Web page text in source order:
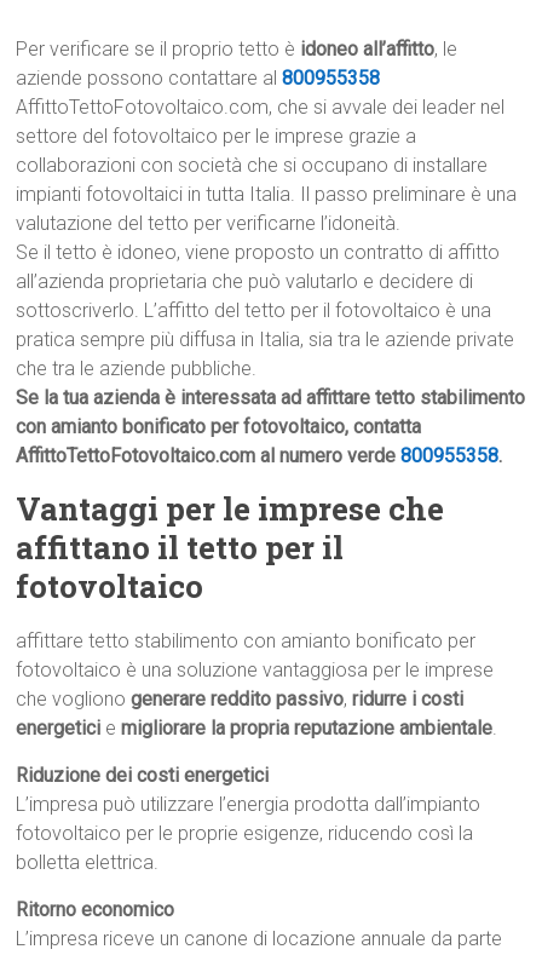
Per verificare se il proprio tetto è idoneo all’affitto, le
aziende possono contattare al800955358
AffittoTettoFotovoltaico.com, che si avvale dei leader nel
settore del fotovoltaico per le imprese grazie a
collaborazioni con società che si occupano di installare
impianti fotovoltaici in tutta Italia. Il passo preliminare è una
valutazione del tetto per verificarne l’idoneità.
Se il tetto è idoneo, viene proposto un contratto di affitto
all’azienda proprietaria che può valutarlo e decidere di
sottoscriverlo. L’affitto del tetto per il fotovoltaico è una
pratica sempre più diffusa in Italia, sia tra le aziende private
che tra le aziende pubbliche.
Se la tua azienda è interessata ad affittare tetto stabilimento
con amianto bonificato per fotovoltaico, contatta
AffittoTettoFotovoltaico.com al numero verde800955358.
Vantaggi per le imprese che
affittano il tetto per il
fotovoltaico
affittare tetto stabilimento con amianto bonificato per
fotovoltaico è una soluzione vantaggiosa per le imprese
che voglionogenerare reddito passivo,ridurre i costi
energetici emigliorare la propria reputazione ambientale.
Riduzione dei costi energetici
L’impresa può utilizzare l’energia prodotta dall’impianto
fotovoltaico per le proprie esigenze, riducendo così la
bolletta elettrica.
Ritorno economico
L’impresa riceve un canone di locazione annuale da parte